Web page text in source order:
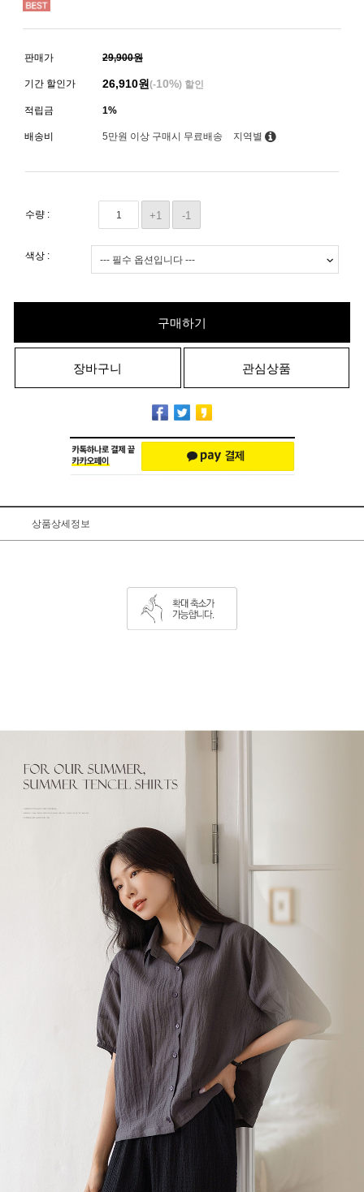
판매가 29,900원
기간 할인가 26,910원 (-10%) 할인
적립금 1%
배송비 5만원 이상 구매시 무료배송 지역별
수량 : +1 -1
색상 :
구매하기
장바구니 관심상품
상품상세정보